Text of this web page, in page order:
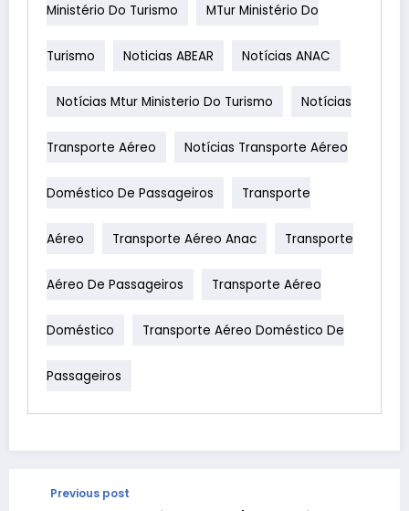
Ministério Do Turismo MTur Ministério Do
Turismo Noticias ABEAR Notícias ANAC
Notícias Mtur Ministerio Do Turismo Notícias
Transporte Aéreo Notícias Transporte Aéreo
Doméstico De Passageiros Transporte
Aéreo Transporte Aéreo Anac Transporte
Aéreo De Passageiros Transporte Aéreo
Doméstico Transporte Aéreo Doméstico De
Passageiros
Previous post